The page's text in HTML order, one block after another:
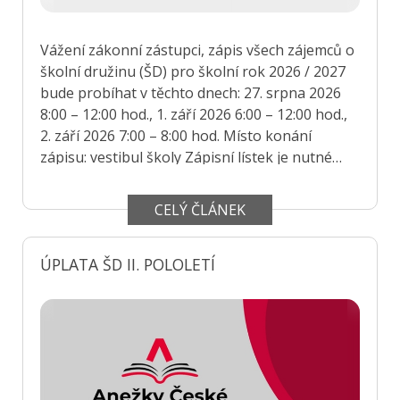
Vážení zákonní zástupci, zápis všech zájemců o
školní družinu (ŠD) pro školní rok 2026 / 2027
bude probíhat v těchto dnech: 27. srpna 2026
8:00 – 12:00 hod., 1. září 2026 6:00 – 12:00 hod.,
2. září 2026 7:00 – 8:00 hod. Místo konání
zápisu: vestibul školy Zápisní lístek je nutné
CELÝ ČLÁNEK
ÚPLATA ŠD II. POLOLETÍ